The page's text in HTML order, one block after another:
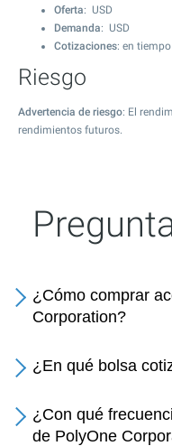
Oferta: USD
Demanda: USD
Cotizaciones: en
Riesgo
Advertencia de riesgo: El
rendimientos futuros.
¿Cómo comprar
Corporation?
¿En qué bolsa
¿Con qué
de PolyOne